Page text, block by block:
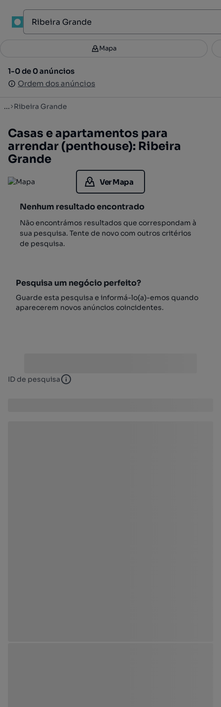
Filtros 3
1-0 de 0 anúncios
Ordem dos anúncios
Mapa
1-0 de 0 anúncios
Ordem dos anúncios
... Ribeira Grande
Casas e apartamentos para
arrendar (penthouse): Ribeira
Grande
Ver Mapa
Nenhum resultado encontrado
Não encontrámos resultados que correspondam à
sua pesquisa. Tente de novo com outros critérios
de pesquisa.
Pesquisa um negócio perfeito?
Guarde esta pesquisa e informá-lo(a)-emos quando
aparecerem novos anúncios coincidentes.
ID de pesquisa ID de pesquisa